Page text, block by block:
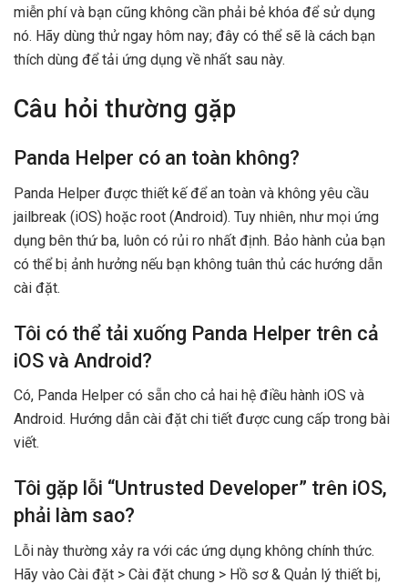
miễn phí và bạn cũng không cần phải bẻ khóa để sử dụng
nó. Hãy dùng thử ngay hôm nay; đây có thể sẽ là cách bạn
thích dùng để tải ứng dụng về nhất sau này.
Câu hỏi thường gặp
Panda Helper có an toàn không?
Panda Helper được thiết kế để an toàn và không yêu cầu
jailbreak (iOS) hoặc root (Android). Tuy nhiên, như mọi ứng
dụng bên thứ ba, luôn có rủi ro nhất định. Bảo hành của bạn
có thể bị ảnh hưởng nếu bạn không tuân thủ các hướng dẫn
cài đặt.
Tôi có thể tải xuống Panda Helper trên cả
iOS và Android?
Có, Panda Helper có sẵn cho cả hai hệ điều hành iOS và
Android. Hướng dẫn cài đặt chi tiết được cung cấp trong bài
viết.
Tôi gặp lỗi “Untrusted Developer” trên iOS,
phải làm sao?
Lỗi này thường xảy ra với các ứng dụng không chính thức.
Hãy vào Cài đặt > Cài đặt chung > Hồ sơ & Quản lý thiết bị,